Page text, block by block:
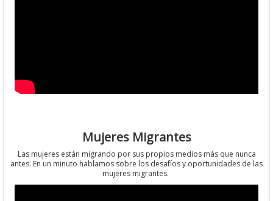
Mujeres Migrantes
Las mujeres están migrando por sus propios medios más que nunca
antes. En un minuto hablamos sobre los desafíos y oportunidades de las
mujeres migrantes.